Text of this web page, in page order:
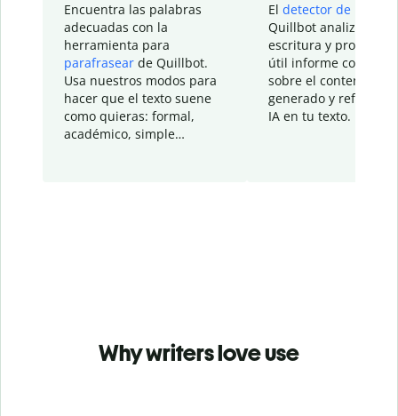
Encuentra las palabras
adecuadas con la
herramienta para
parafrasear de Quillbot.
Usa nuestros modos para
hacer que el texto suene
como quieras: formal,
académico, simple…
El detector de IA
Quillbot analiza tu
escritura y
útil informe con
sobre el contenido
generado y refinado
IA en tu texto.
Why writers love use